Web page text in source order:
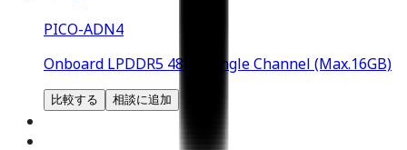
PICO-ADN4
Onboard LPDDR5 4800, Single Channel (Max.16GB)
比較する 相談に追加